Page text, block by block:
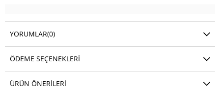
YORUMLAR(0)
ÖDEME SEÇENEKLERI
ÜRÜN ÖNERILERI